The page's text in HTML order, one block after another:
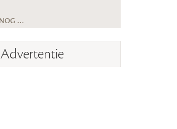
Maximilian Krijgsman, CEO RGF Staffing Nederland: ‘We groeien eindelijk weer stevig, maar ik ben nog lang niet tevreden’
Advertentie